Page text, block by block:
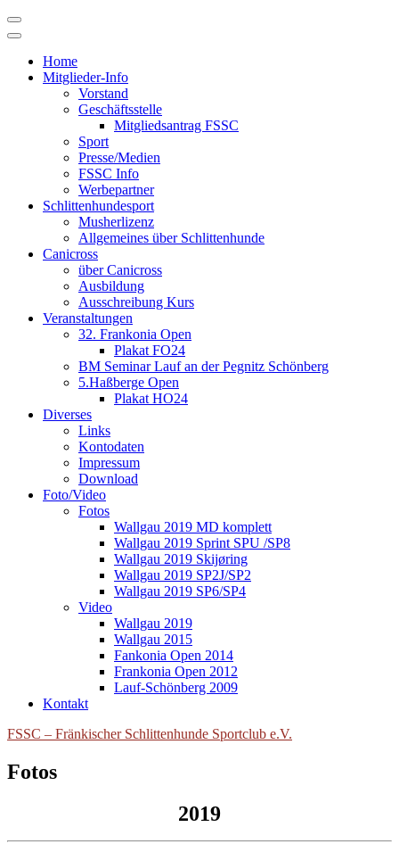
Skip
to
Home
Mitglieder-Info
Vorstand
Geschäftsstelle
Mitgliedsantrag FSSC
Sport
Presse/Medien
FSSC Info
Werbepartner
Schlittenhundesport
Musherlizenz
Allgemeines über Schlittenhunde
Canicross
über Canicross
Ausbildung
Ausschreibung Kurs
Veranstaltungen
32. Frankonia Open
Plakat FO24
BM Seminar Lauf an der Pegnitz Schönberg
5.Haßberge Open
Plakat HO24
Diverses
Links
Kontodaten
Impressum
Download
Foto/Video
Fotos
Wallgau 2019 MD komplett
Wallgau 2019 Sprint SPU /SP8
Wallgau 2019 Skijøring
Wallgau 2019 SP2J/SP2
Wallgau 2019 SP6/SP4
Video
Wallgau 2019
Wallgau 2015
Fankonia Open 2014
Frankonia Open 2012
Lauf-Schönberg 2009
Kontakt
FSSC – Fränkischer Schlittenhunde Sportclub e.V.
Fotos
2019